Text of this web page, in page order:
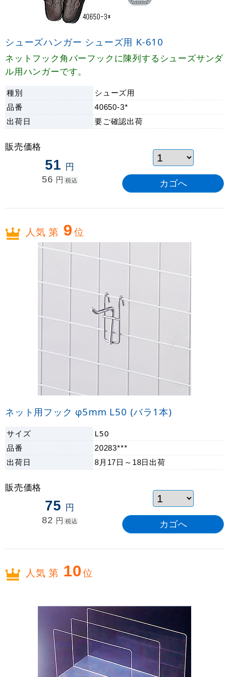
シューズハンガー シューズ用 K-610
ネットフック角バーフックに陳列するシューズサンダ
ル用ハンガーです。
種別
シューズ用
品番
40650-3*
出荷日 要ご確認出荷
販売価格
51 円
56 円 税込
人気 第 9位
ネット用フック φ5mm L50 (バラ1本)
サイズ
L50
品番
20283***
出荷日 8月17日～18日 出荷
販売価格
75 円
82 円 税込
人気 第 10位